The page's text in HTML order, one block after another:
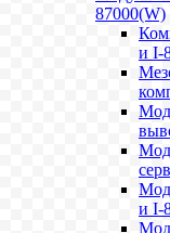
87000(W)
и I-
и I-